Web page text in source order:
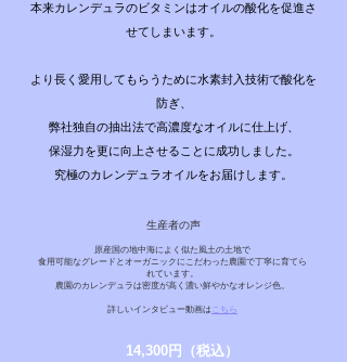
本来カレンデュラのビタミンはオイルの酸化を促進さ
せてしまいます。
より長く愛用してもらうために水素封入技術で酸化を
防ぎ、
弊社独自の抽出法で高濃度なオイルに仕上げ、
保湿力を更に向上させることに成功しました。
究極のカレンデュラオイルをお届けします。
生産者の声
原産国の地中海によく似た風土の土地で
食用可能なグレードとオーガニックにこだわった農園で丁寧に育てら
れています。
農園のカレンデュラは密度が高く濃い鮮やかなオレンジ色。
詳しいインタビュー動画は こちら
14,300円（税込）